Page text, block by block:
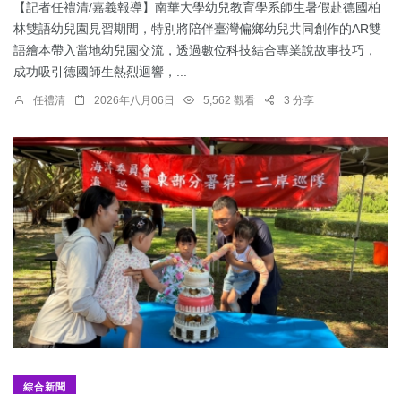
【記者任禮清/嘉義報導】南華大學幼兒教育學系師生暑假赴德國柏
林雙語幼兒園見習期間，特別將陪伴臺灣偏鄉幼兒共同創作的AR雙
語繪本帶入當地幼兒園交流，透過數位科技結合專業說故事技巧，
成功吸引德國師生熱烈迴響，...
任禮清 2026年八月06日 5,562 觀看 3 分享
綜合新聞